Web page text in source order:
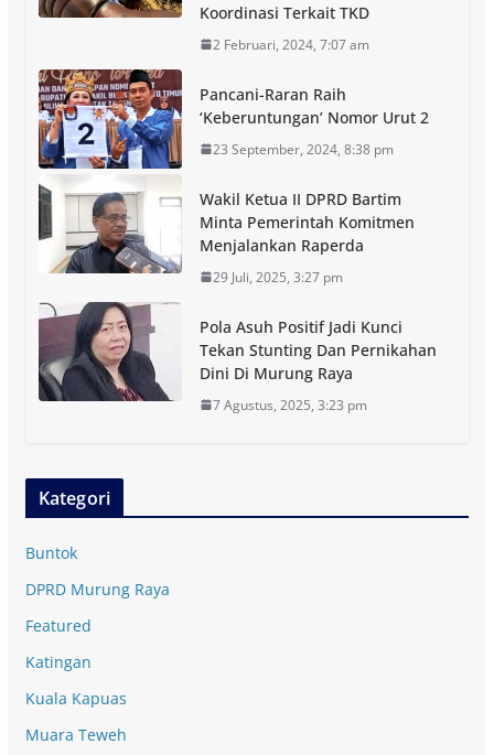
Koordinasi Terkait TKD
2 Februari, 2024, 7:07 am
Pancani-Raran Raih
‘Keberuntungan’ Nomor Urut 2
23 September, 2024, 8:38 pm
Wakil Ketua II DPRD Bartim
Minta Pemerintah Komitmen
Menjalankan Raperda
29 Juli, 2025, 3:27 pm
Pola Asuh Positif Jadi Kunci
Tekan Stunting Dan Pernikahan
Dini Di Murung Raya
7 Agustus, 2025, 3:23 pm
Kategori
Buntok
DPRD Murung Raya
Featured
Katingan
Kuala Kapuas
Muara Teweh